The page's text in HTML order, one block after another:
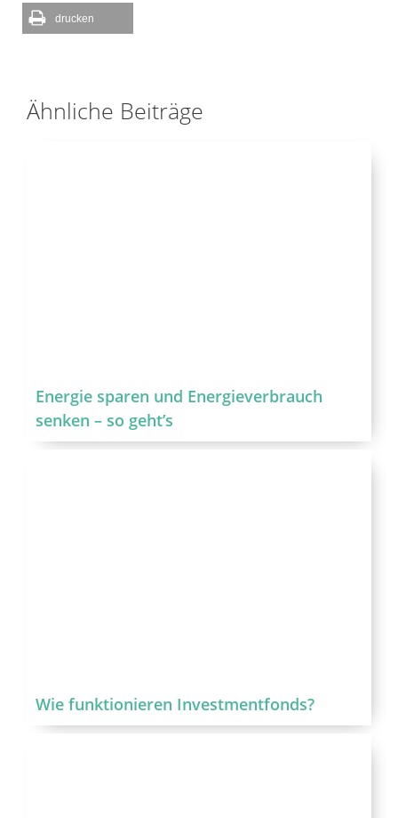
drucken
Ähnliche Beiträge
Energie sparen und Energieverbrauch
senken – so geht’s
Wie funktionieren Investmentfonds?